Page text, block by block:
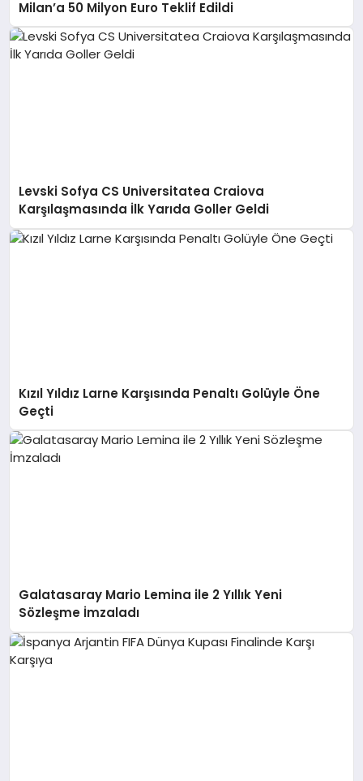
Milan’a 50 Milyon Euro Teklif Edildi
Levski Sofya CS Universitatea Craiova
Karşılaşmasında İlk Yarıda Goller Geldi
Kızıl Yıldız Larne Karşısında Penaltı Golüyle Öne
Geçti
Galatasaray Mario Lemina ile 2 Yıllık Yeni
Sözleşme İmzaladı